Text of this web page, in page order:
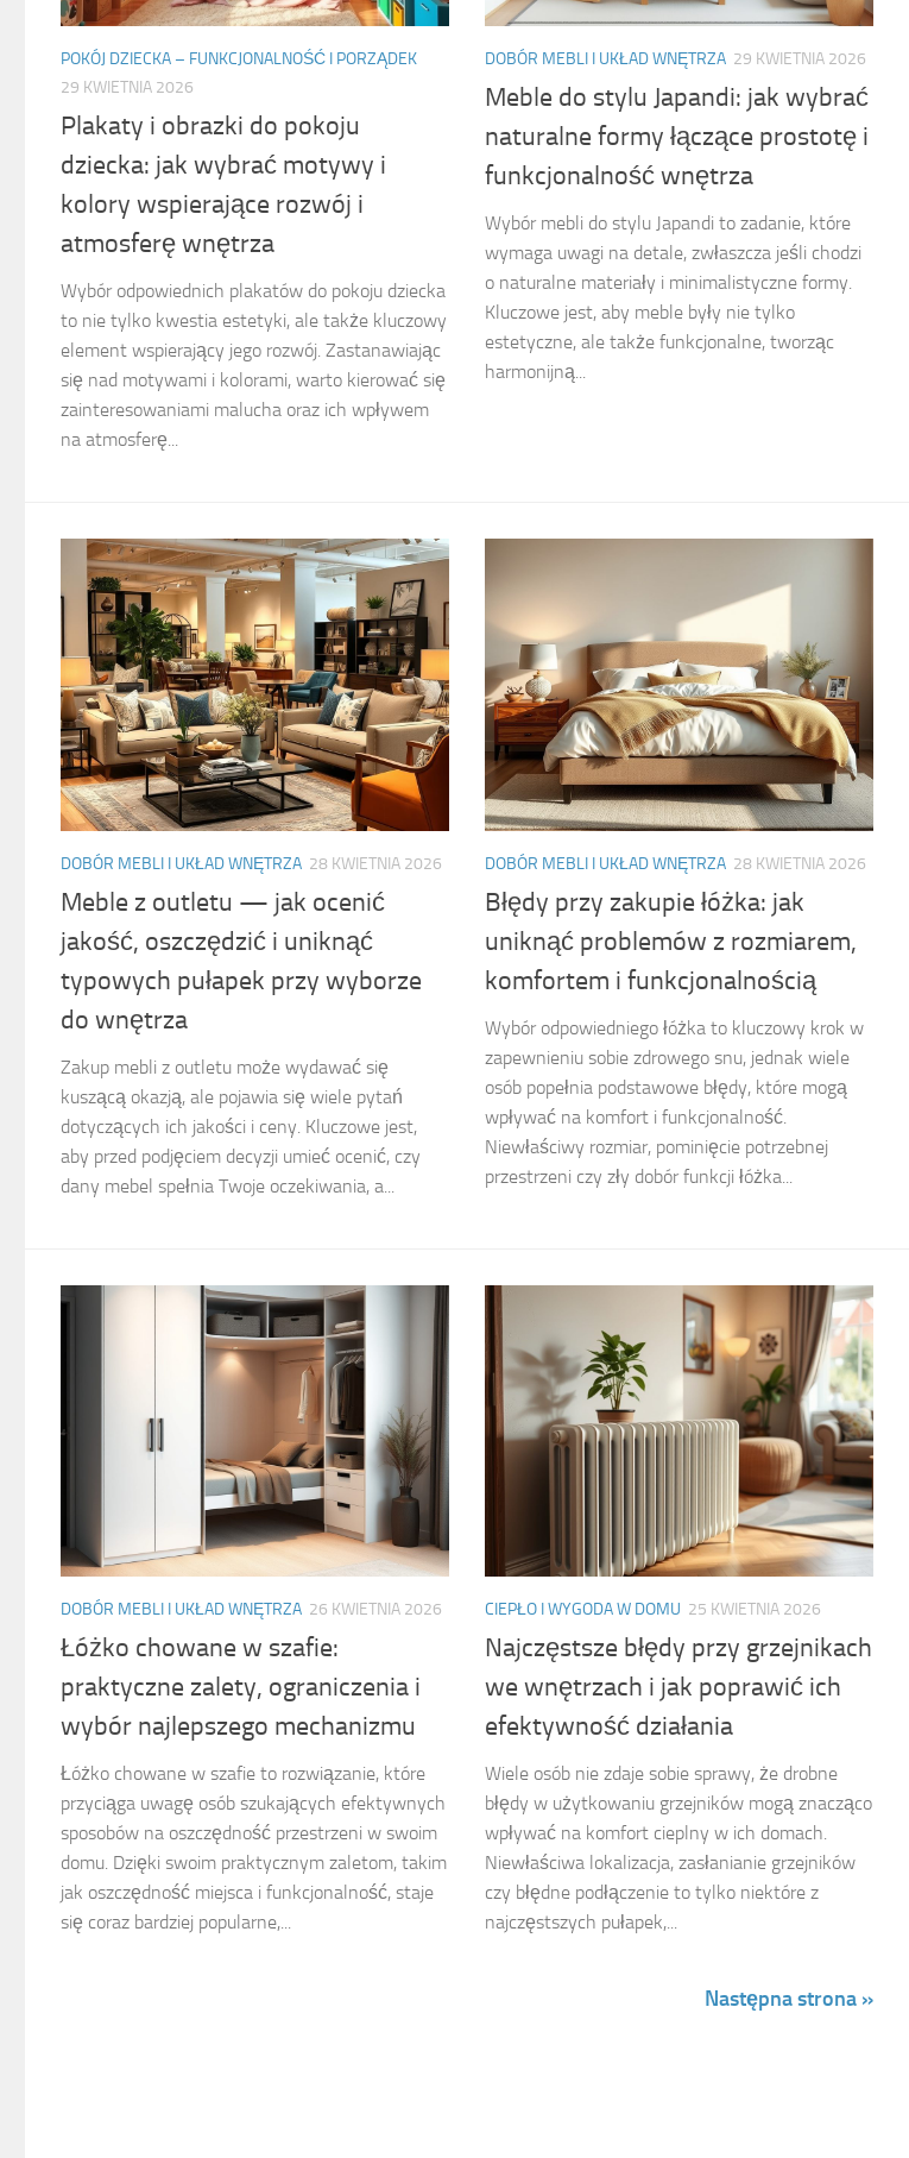
POKÓJ DZIECKA – FUNKCJONALNOŚĆ I PORZĄDEK
29 KWIETNIA 2026
Plakaty i obrazki do pokoju
dziecka: jak wybrać motywy i
kolory wspierające rozwój i
atmosferę wnętrza
Wybór odpowiednich plakatów do pokoju dziecka
to nie tylko kwestia estetyki, ale także kluczowy
element wspierający jego rozwój. Zastanawiając
się nad motywami i kolorami, warto kierować się
zainteresowaniami malucha oraz ich wpływem
na atmosferę...
DOBÓR MEBLI I UKŁAD WNĘTRZA 29 KWIETNIA 2026
Meble do stylu Japandi: jak wybrać
naturalne formy łączące prostotę i
funkcjonalność wnętrza
Wybór mebli do stylu Japandi to zadanie, które
wymaga uwagi na detale, zwłaszcza jeśli chodzi
o naturalne materiały i minimalistyczne formy.
Kluczowe jest, aby meble były nie tylko
estetyczne, ale także funkcjonalne, tworząc
harmonijną...
DOBÓR MEBLI I UKŁAD WNĘTRZA 28 KWIETNIA 2026
Meble z outletu — jak ocenić
jakość, oszczędzić i uniknąć
typowych pułapek przy wyborze
do wnętrza
Zakup mebli z outletu może wydawać się
kuszącą okazją, ale pojawia się wiele pytań
dotyczących ich jakości i ceny. Kluczowe jest,
aby przed podjęciem decyzji umieć ocenić, czy
dany mebel spełnia Twoje oczekiwania, a...
DOBÓR MEBLI I UKŁAD WNĘTRZA 28 KWIETNIA 2026
Błędy przy zakupie łóżka: jak
uniknąć problemów z rozmiarem,
komfortem i funkcjonalnością
Wybór odpowiedniego łóżka to kluczowy krok w
zapewnieniu sobie zdrowego snu, jednak wiele
osób popełnia podstawowe błędy, które mogą
wpływać na komfort i funkcjonalność.
Niewłaściwy rozmiar, pominięcie potrzebnej
przestrzeni czy zły dobór funkcji łóżka...
DOBÓR MEBLI I UKŁAD WNĘTRZA 26 KWIETNIA 2026
Łóżko chowane w szafie:
praktyczne zalety, ograniczenia i
wybór najlepszego mechanizmu
Łóżko chowane w szafie to rozwiązanie, które
przyciąga uwagę osób szukających efektywnych
sposobów na oszczędność przestrzeni w swoim
domu. Dzięki swoim praktycznym zaletom, takim
jak oszczędność miejsca i funkcjonalność, staje
się coraz bardziej popularne,...
CIEPŁO I WYGODA W DOMU 25 KWIETNIA 2026
Najczęstsze błędy przy grzejnikach
we wnętrzach i jak poprawić ich
efektywność działania
Wiele osób nie zdaje sobie sprawy, że drobne
błędy w użytkowaniu grzejników mogą znacząco
wpływać na komfort cieplny w ich domach.
Niewłaściwa lokalizacja, zasłanianie grzejników
czy błędne podłączenie to tylko niektóre z
najczęstszych pułapek,...
Następna strona »